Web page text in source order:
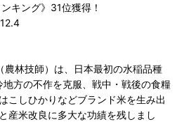
キング》31位獲得！
林技師）は、日本最初の水稲品種
地方の不作を克服、戦中・戦後の食糧
こしひかりなどブランド米を生み出
産米改良に多大な功績を残しまし